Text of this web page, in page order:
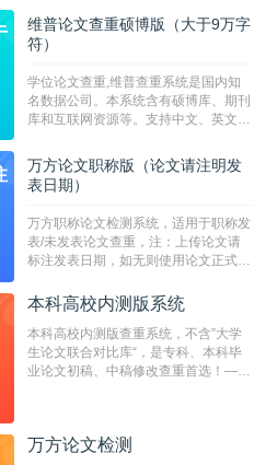
维普论文查重硕博版（大于9万字
符）
学位论文查重,维普查重系统是国内知
名数据公司。本系统含有硕博库、期刊
库和互联网资源等。支持中文、英文、
定院校！！！
万方论文职称版（论文请注明发
表日期）
万方职称论文检测系统，适用于职称发
表/未发表论文查重，注：上传论文请
标注发表日期，如无则使用论文正式发
成时间作为发表日期。
本科高校内测版系统
本科高校内测版查重系统，不含”大学
生论文联合对比库“，是专科、本科毕
业论文初稿、中稿修改查重首选！——
万方论文检测